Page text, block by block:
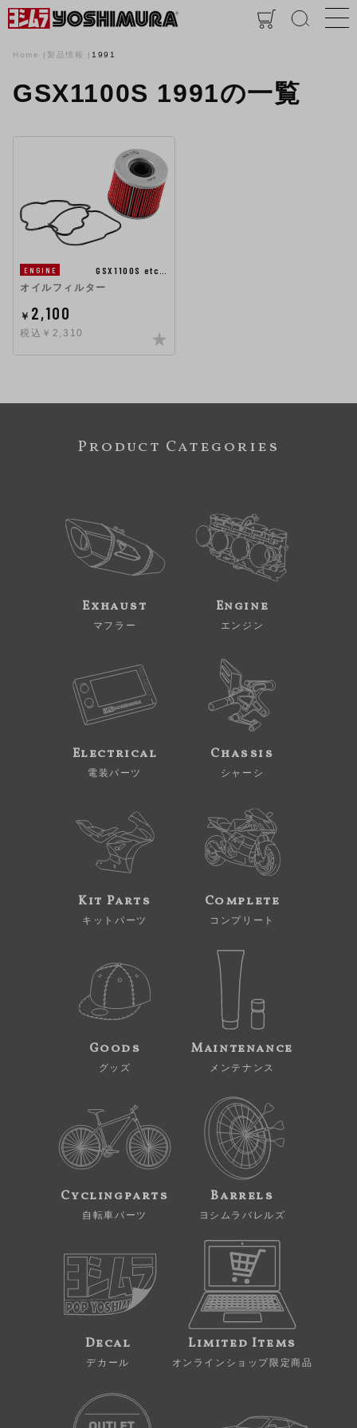
Home 製品情報 1991
GSX1100S 1991の一覧
ENGINE
GSX1100S etc…
オイルフィルター
￥ 2,100
税込￥2,310
Product Categories
Exhaust
マフラー
Engine
エンジン
Electrical
電装パーツ
Chassis
シャーシ
Kit Parts
キットパーツ
Complete
コンプリート
Goods
グッズ
Maintenance
メンテナンス
Cyclingparts
自転車パーツ
Barrels
ヨシムラバレルズ
Decal
デカール
Limited Items
オンラインショップ限定商品